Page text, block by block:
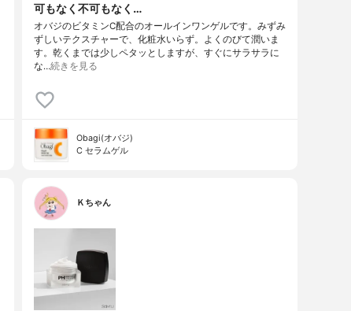
可もなく不可もなく…
オバジのビタミンC配合のオールインワンゲルです。みずみ
ずしいテクスチャーで、化粧水いらず。よくのびて潤いま
す。乾くまでは少しペタッとしますが、すぐにサラサラに
な…続きを見る
Obagi(オバジ)
C セラムゲル
Ｋちゃん